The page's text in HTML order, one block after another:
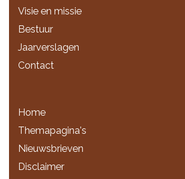
Visie en missie
Bestuur
Jaarverslagen
Contact
Home
Themapagina's
Nieuwsbrieven
Disclaimer